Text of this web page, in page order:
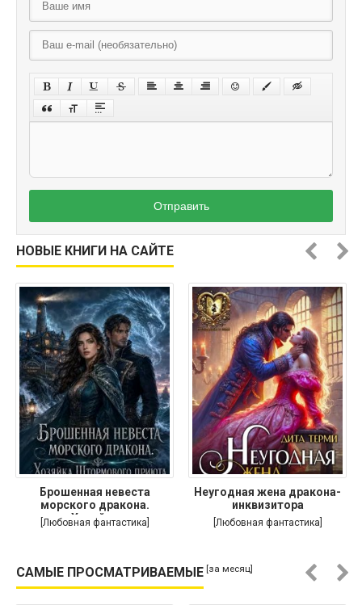
Отправить
НОВЫЕ КНИГИ НА САЙТЕ
Брошенная невеста
морского дракона.
Хозяйка
[Любовная фантастика]
Неугодная жена дракона-
инквизитора
[Любовная фантастика]
САМЫЕ ПРОСМАТРИВАЕМЫЕ [за месяц]